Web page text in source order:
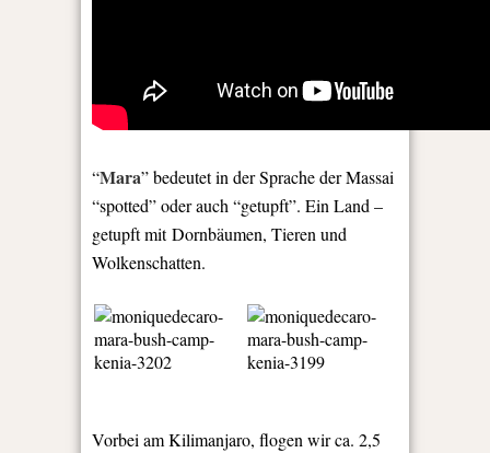
“Mara” bedeutet in der Sprache der Massai
“spotted” oder auch “getupft”. Ein Land –
getupft mit Dornbäumen, Tieren und
Wolkenschatten.
Vorbei am Kilimanjaro, flogen wir ca. 2,5